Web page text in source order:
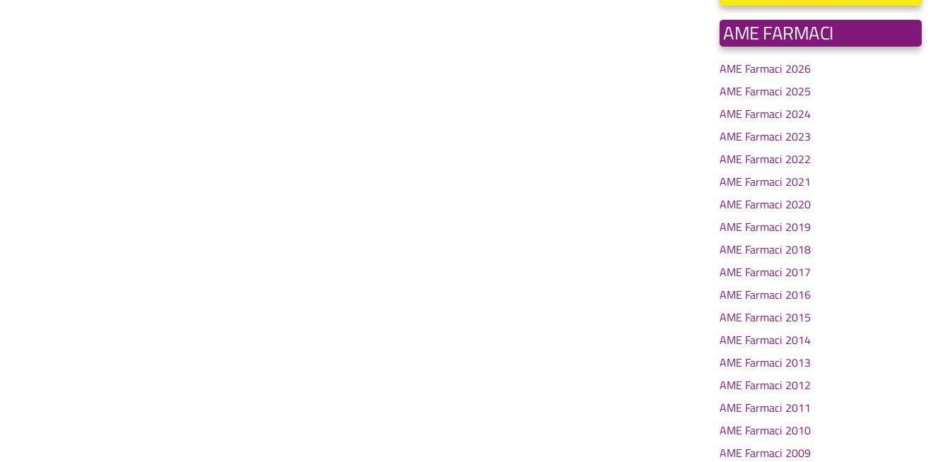
AME FARMACI
AME Farmaci 2026
AME Farmaci 2025
AME Farmaci 2024
AME Farmaci 2023
AME Farmaci 2022
AME Farmaci 2021
AME Farmaci 2020
AME Farmaci 2019
AME Farmaci 2018
AME Farmaci 2017
AME Farmaci 2016
AME Farmaci 2015
AME Farmaci 2014
AME Farmaci 2013
AME Farmaci 2012
AME Farmaci 2011
AME Farmaci 2010
AME Farmaci 2009